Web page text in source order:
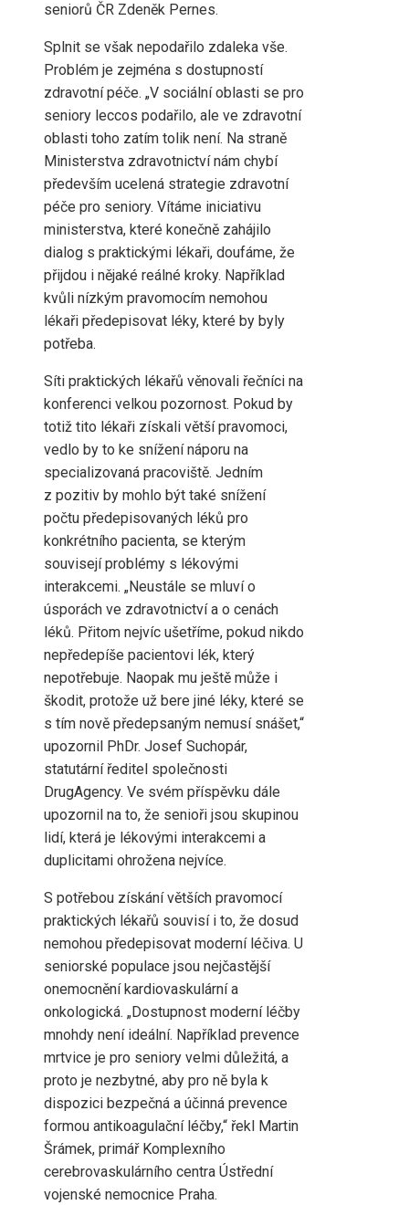
seniorů ČR Zdeněk Pernes.
Splnit se však nepodařilo zdaleka vše.
Problém je zejména s dostupností
zdravotní péče. „V sociální oblasti se pro
seniory leccos podařilo, ale ve zdravotní
oblasti toho zatím tolik není. Na straně
Ministerstva zdravotnictví nám chybí
především ucelená strategie zdravotní
péče pro seniory. Vítáme iniciativu
ministerstva, které konečně zahájilo
dialog s praktickými lékaři, doufáme, že
přijdou i nějaké reálné kroky. Například
kvůli nízkým pravomocím nemohou
lékaři předepisovat léky, které by byly
potřeba.
Síti praktických lékařů věnovali řečníci na
konferenci velkou pozornost. Pokud by
totiž tito lékaři získali větší pravomoci,
vedlo by to ke snížení náporu na
specializovaná pracoviště. Jedním
z pozitiv by mohlo být také snížení
počtu předepisovaných léků pro
konkrétního pacienta, se kterým
souvisejí problémy s lékovými
interakcemi. „Neustále se mluví o
úsporách ve zdravotnictví a o cenách
léků. Přitom nejvíc ušetříme, pokud nikdo
nepředepíše pacientovi lék, který
nepotřebuje. Naopak mu ještě může i
škodit, protože už bere jiné léky, které se
s tím nově předepsaným nemusí snášet,“
upozornil PhDr. Josef Suchopár,
statutární ředitel společnosti
DrugAgency. Ve svém příspěvku dále
upozornil na to, že senioři jsou skupinou
lidí, která je lékovými interakcemi a
duplicitami ohrožena nejvíce.
S potřebou získání větších pravomocí
praktických lékařů souvisí i to, že dosud
nemohou předepisovat moderní léčiva. U
seniorské populace jsou nejčastější
onemocnění kardiovaskulární a
onkologická. „Dostupnost moderní léčby
mnohdy není ideální. Například prevence
mrtvice je pro seniory velmi důležitá, a
proto je nezbytné, aby pro ně byla k
dispozici bezpečná a účinná prevence
formou antikoagulační léčby,“ řekl Martin
Šrámek, primář Komplexního
cerebrovaskulárního centra Ústřední
vojenské nemocnice Praha.